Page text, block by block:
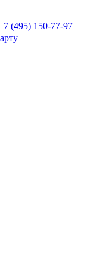
(495) 150-77-97